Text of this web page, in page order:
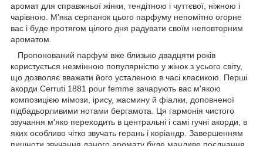
аромат для справжньої жінки, тендітною і чуттєвої, ніжною і
чарівною. М'яка серпанок цього парфуму непомітно огорне
вас і буде протягом цілого дня радувати своїм неповторним
ароматом.
Пропонований парфум вже близько двадцяти років
користується незмінною популярністю у жінок з усього світу,
що дозволяє вважати його усталеною в часі класикою. Перші
акорди Cerruti 1881 pour femme зачарують вас м'якою
композицією мімози, ірису, жасмину й фіалки, доповненої
підбадьорливими нотами бергамота. Ця гармонія чистого
звучання м'яко переходить в центральні і самі гучні акорди, в
яких особливо чітко звучать герань і коріандр. Завершенням
пишноти звучання даного аромату буде манливе поєднання